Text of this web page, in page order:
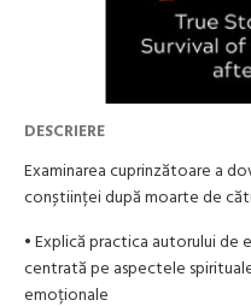
DESCRIERE
Examinarea cuprinzătoare a
conștiinței după moarte de
• Explică practica autorului de
centrată pe aspectele
emoționale